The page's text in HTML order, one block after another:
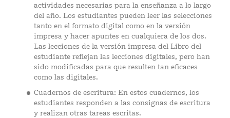
actividades necesarias para la enseñanza a lo largo
del año. Los estudiantes pueden leer las selecciones
tanto en el formato digital como en la versión
impresa y hacer apuntes en cualquiera de los dos.
Las lecciones de la versión impresa del Libro del
estudiante reflejan las lecciones digitales, pero han
sido modificadas para que resulten tan eficaces
como las digitales.
Cuadernos de escritura: En estos cuadernos, los
estudiantes responden a las consignas de escritura
y realizan otras tareas escritas.